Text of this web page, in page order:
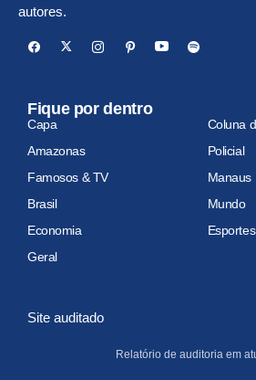
autores.
Fique por dentro
Capa
Coluna
Amazonas
Policial
Famosos & TV
Manaus
Brasil
Mundo
Economia
Esportes
Geral
Site auditado
Relatório de auditoria em